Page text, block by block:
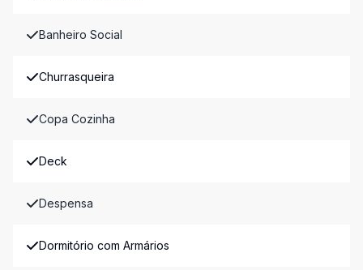
Banheiro Social
Churrasqueira
Copa Cozinha
Deck
Despensa
Dormitório com Armários